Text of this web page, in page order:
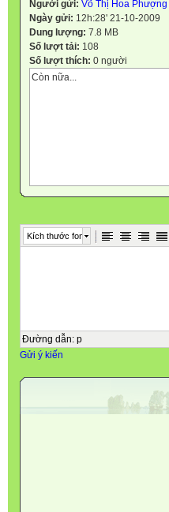
Người gửi: Võ Thị Hoa Phượng
Ngày gửi: 12h:28' 21-10-2009
Dung lượng: 7.8 MB
Số lượt tải: 108
Số lượt thích: 0 người
Còn nữa...
Kích thước font
Đường dẫn: p
Gửi ý kiến